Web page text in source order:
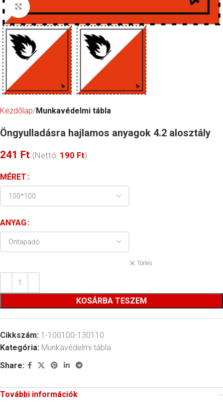
Click to enlarge
Kezdőlap Munkavédelmi tábla
Öngyulladásra hajlamos anyagok 4.2 alosztály
241 Ft (Nettó: 190 Ft)
MÉRET
ANYAG
Törlés
KOSÁRBA TESZEM
Cikkszám: 1-100100-130110
Kategória: Munkavédelmi tábla
Share:
További információk